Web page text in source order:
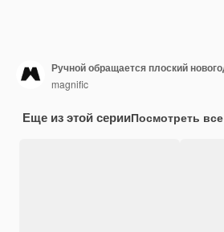
magnific
Еще из этой серииПосмотреть все